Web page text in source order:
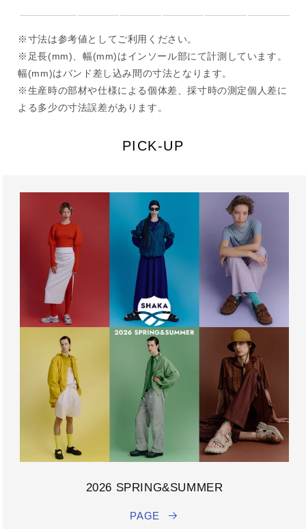
※寸法は参考値としてご利用ください。
※足長(mm)、幅(mm)はインソール部にて計測しています。
幅(mm)はバンド差し込み間の寸法となります。
※生産時の部材や仕様による個体差、採寸時の測定個人差に
よる多少の寸法誤差があります。
PICK-UP
2026 SPRING&SUMMER
PAGE